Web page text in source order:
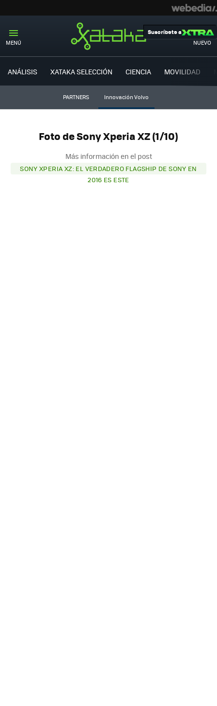
MENÚ NUEVO
Suscríbete a
ANÁLISIS XATAKA SELECCIÓN CIENCIA MOVILIDAD
PARTNERS Innovación Volvo
Foto de Sony Xperia XZ (1/10)
Más información en el post
SONY XPERIA XZ: EL VERDADERO FLAGSHIP DE SONY EN
2016 ES ESTE